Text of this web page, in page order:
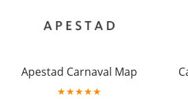
Apestad Carnaval Map
★★★★★